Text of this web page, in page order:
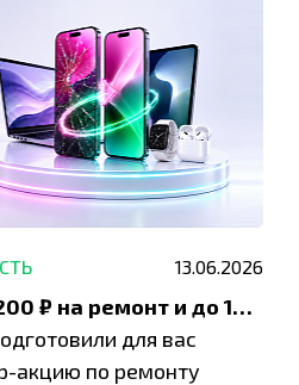
13.06.2026
До 1200 ₽ на ремонт и до 1500 ₽ на покупку техники Apple
для вас
акцию по ремонту